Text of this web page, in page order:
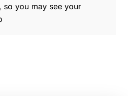
so you may see your